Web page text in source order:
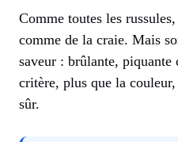
Comme toutes les
comme de la craie. Mais
saveur : brûlante, piquante
critère, plus que la
sûr.